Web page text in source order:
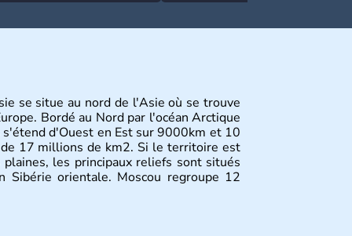
se situe au nord de l'Asie où se trouve
Bordé au Nord par l'océan Arctique
s'étend d'Ouest en Est sur 9000km et 10
17 millions de km2. Si le territoire est
les principaux reliefs sont situés
Sibérie orientale. Moscou regroupe 12